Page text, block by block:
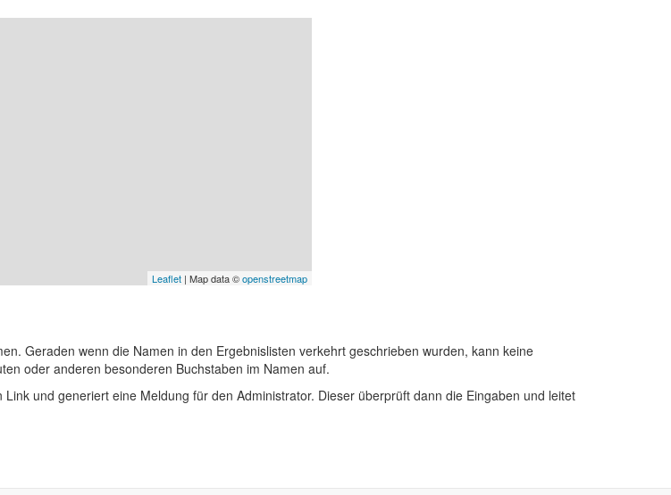
Leaflet | Map data ©openstreetmap
Geraden wenn die Namen in den Ergebnislisten verkehrt geschrieben wurden, kann keine
oder anderen besonderen Buchstaben im Namen auf.
und generiert eine Meldung für den Administrator. Dieser überprüft dann die Eingaben und leitet